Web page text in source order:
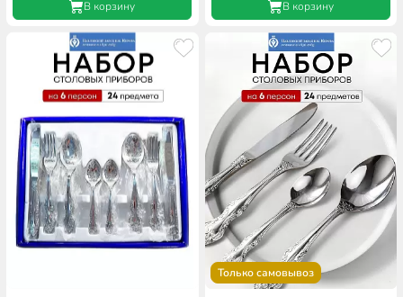
В корзину В корзину
Только самовывоз